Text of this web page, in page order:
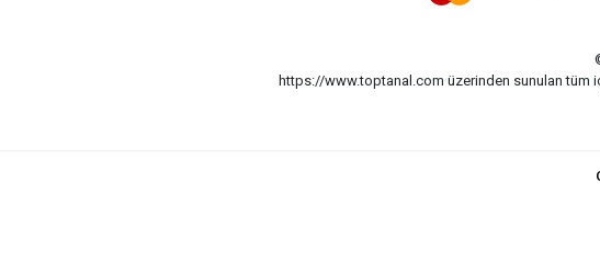
https://www.toptanal.com üzerinden sunulan tüm